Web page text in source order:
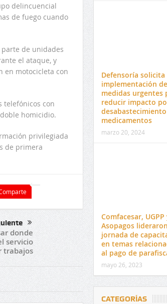
delincuencial
de fuego cuando
de unidades
el ataque, y
en motocicleta con
telefónicos con
homicidio.
privilegiada
de primera
donde
servicio
trabajos
Defensoría solicita
implementación de
medidas urgentes
reducir impacto
medicamentos
marzo 20, 2024
Comfacesar, UGPP
Asopagos lideraron
jornada de
en temas
al pago de
mayo 26, 2023
CATEGORÍAS